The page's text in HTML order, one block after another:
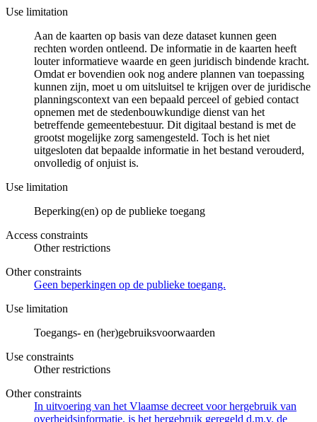
Use limitation
Aan de kaarten op basis van deze dataset kunnen geen
rechten worden ontleend. De informatie in de kaarten heeft
louter informatieve waarde en geen juridisch bindende kracht.
Omdat er bovendien ook nog andere plannen van toepassing
kunnen zijn, moet u om uitsluitsel te krijgen over de juridische
planningscontext van een bepaald perceel of gebied contact
opnemen met de stedenbouwkundige dienst van het
betreffende gemeentebestuur. Dit digitaal bestand is met de
grootst mogelijke zorg samengesteld. Toch is het niet
uitgesloten dat bepaalde informatie in het bestand verouderd,
onvolledig of onjuist is.
Use limitation
Beperking(en) op de publieke toegang
Access constraints
Other restrictions
Other constraints
Geen beperkingen op de publieke toegang.
Use limitation
Toegangs- en (her)gebruiksvoorwaarden
Use constraints
Other restrictions
Other constraints
In uitvoering van het Vlaamse decreet voor hergebruik van
overheidsinformatie, is het hergebruik geregeld d.m.v. de